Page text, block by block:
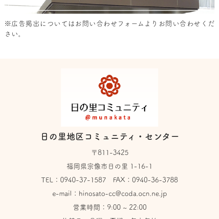
※広告掲出については お問い合わせフォーム よりお問い合わせくだ
さい。
日の里地区コミュニティ・センター
〒811-3425
福岡県宗像市日の里 1-16-1
TEL： 0940-37-1587 FAX：0940-36-3788
e-mail： hinosato-cc@coda.ocn.ne.jp
営業時間：9:00 ~ 22:00